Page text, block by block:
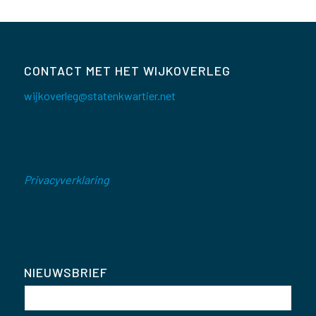
CONTACT MET HET WIJKOVERLEG
wijkoverleg@statenkwartier.net
Privacyverklaring
NIEUWSBRIEF